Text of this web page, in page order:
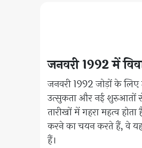
जनवरी 1992 में
जनवरी 1992 जोड़ों के लिए
उत्सुकता और नई शुरुआतों से
तारीखों में गहरा महत्व
करने का चयन करते हैं, वे
हैं।